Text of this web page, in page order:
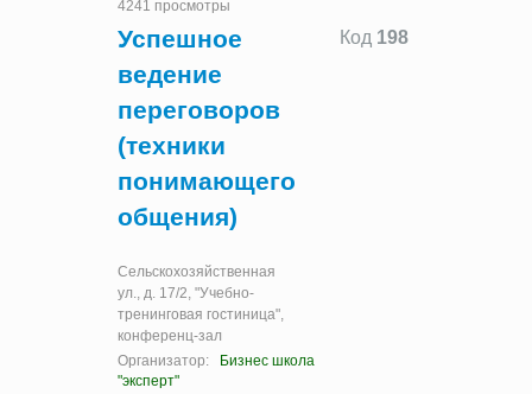
4241 просмотры
Код 198
Успешное
ведение
переговоров
(техники
понимающего
общения)
Сельскохозяйственная
ул., д. 17/2, "Учебно-
тренинговая гостиница",
конференц-зал
Организатор:
Бизнес школа
"эксперт"